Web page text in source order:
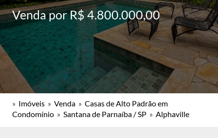
Venda por R$ 4.800.000,00
» Imóveis » Venda » Casas de Alto Padrão em
Condomínio » Santana de Parnaíba / SP » Alphaville